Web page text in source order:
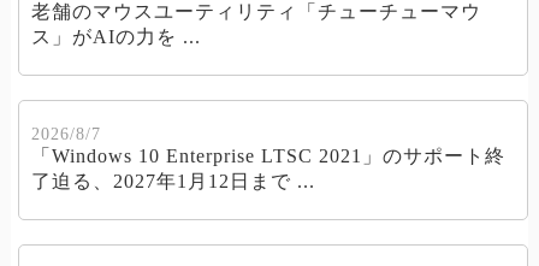
老舗のマウスユーティリティ「チューチューマウ
ス」がAIの力を ...
2026/8/7
「Windows 10 Enterprise LTSC 2021」のサポート終
了迫る、2027年1月12日まで ...